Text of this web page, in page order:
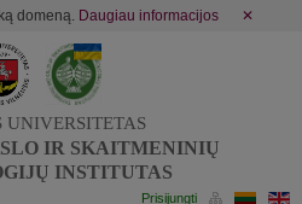
domeną. Daugiau informacijos ✕
IR SKAITMENINIŲ
INSTITUTAS